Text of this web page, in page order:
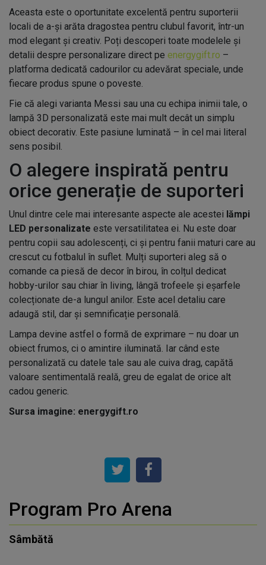
Aceasta este o oportunitate excelentă pentru suporterii
locali de a-și arăta dragostea pentru clubul favorit, într-un
mod elegant și creativ. Poți descoperi toate modelele și
detalii despre personalizare direct pe energygift.ro –
platforma dedicată cadourilor cu adevărat speciale, unde
fiecare produs spune o poveste.
Fie că alegi varianta Messi sau una cu echipa inimii tale, o
lampă 3D personalizată este mai mult decât un simplu
obiect decorativ. Este pasiune luminată – în cel mai literal
sens posibil.
O alegere inspirată pentru
orice generație de suporteri
Unul dintre cele mai interesante aspecte ale acestei lămpi
LED personalizate este versatilitatea ei. Nu este doar
pentru copii sau adolescenți, ci și pentru fanii maturi care au
crescut cu fotbalul în suflet. Mulți suporteri aleg să o
comande ca piesă de decor în birou, în colțul dedicat
hobby-urilor sau chiar în living, lângă trofeele și eșarfele
colecționate de-a lungul anilor. Este acel detaliu care
adaugă stil, dar și semnificație personală.
Lampa devine astfel o formă de exprimare – nu doar un
obiect frumos, ci o amintire iluminată. Iar când este
personalizată cu datele tale sau ale cuiva drag, capătă
valoare sentimentală reală, greu de egalat de orice alt
cadou generic.
Sursa imagine: energygift.ro
Program Pro Arena
Sâmbătă